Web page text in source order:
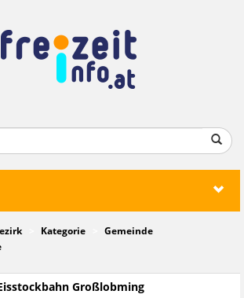
Kategorie
Gemeinde
Großlobming